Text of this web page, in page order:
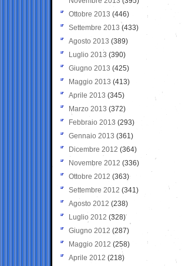
Ottobre 2013 (446)
Settembre 2013 (433)
Agosto 2013 (389)
Luglio 2013 (390)
Giugno 2013 (425)
Maggio 2013 (413)
Aprile 2013 (345)
Marzo 2013 (372)
Febbraio 2013 (293)
Gennaio 2013 (361)
Dicembre 2012 (364)
Novembre 2012 (336)
Ottobre 2012 (363)
Settembre 2012 (341)
Agosto 2012 (238)
Luglio 2012 (328)
Giugno 2012 (287)
Maggio 2012 (258)
Aprile 2012 (218)